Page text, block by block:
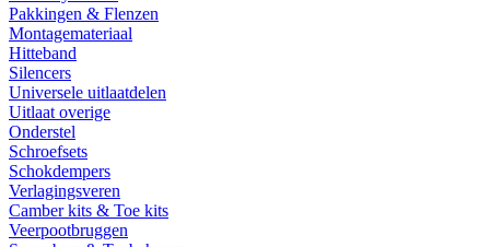
Pakkingen & Flenzen
Montagemateriaal
Hitteband
Silencers
Universele uitlaatdelen
Uitlaat overige
Onderstel
Schroefsets
Schokdempers
Verlagingsveren
Camber kits & Toe kits
Veerpootbruggen